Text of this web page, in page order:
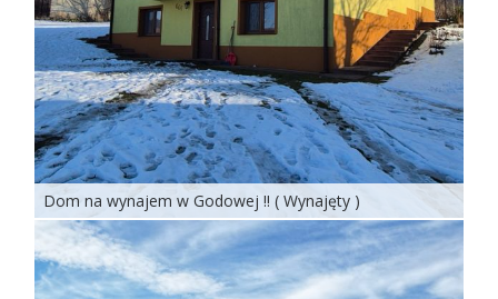
Dom na wynajem w Godowej !! ( Wynajęty )